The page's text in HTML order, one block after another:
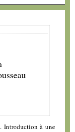
Introduction à une